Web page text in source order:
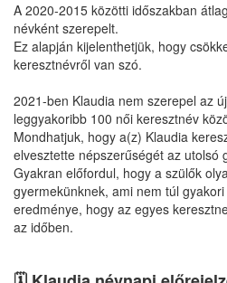
A 2020-2015 közötti időszakban
névként szerepelt.
Ez alapján kijelenthetjük, hogy
keresztnévről van szó.
2021-ben Klaudia nem szerepel az
leggyakoribb 100 női keresztnév
Mondhatjuk, hogy a(z) Klaudia
elvesztette népszerűségét az utolsó
Gyakran előfordul, hogy a szülők
gyermekünknek, ami nem túl
eredménye, hogy az egyes
az időben.